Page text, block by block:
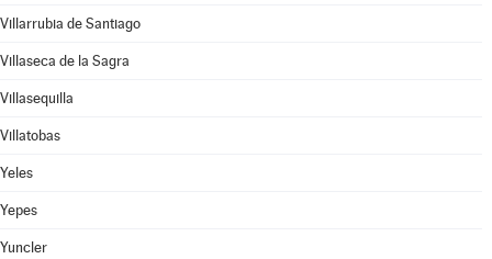
Villarrubia de Santiago
Villaseca de la Sagra
Villasequilla
Villatobas
Yeles
Yepes
Yuncler